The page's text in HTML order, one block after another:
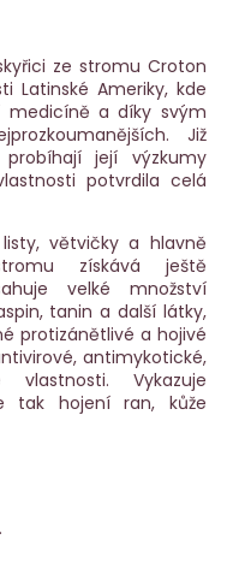
ze stromu Croton
Latinské Ameriky, kde
a díky svým
Již
její výzkumy
potvrdila celá
větvičky a hlavně
získává ještě
velké množství
tanin a další látky,
protizánětlivé a hojivé
antimykotické,
Vykazuje
tak hojení ran, kůže